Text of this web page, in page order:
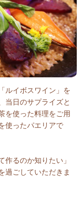
ルイボスワイン」を
当日のサプライズと
を使った料理をご用
使ったパエリアで
作るのか知りたい」
過ごしていただきま